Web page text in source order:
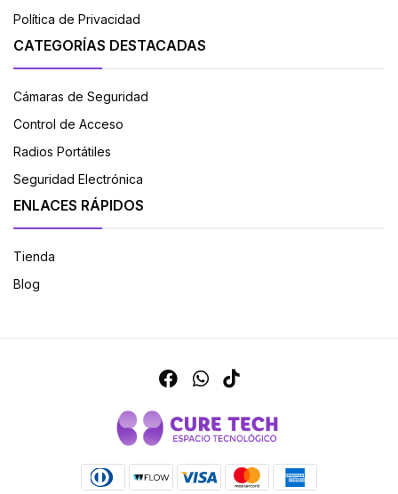
Política de Privacidad
CATEGORÍAS DESTACADAS
Cámaras de Seguridad
Control de Acceso
Radios Portátiles
Seguridad Electrónica
ENLACES RÁPIDOS
Tienda
Blog